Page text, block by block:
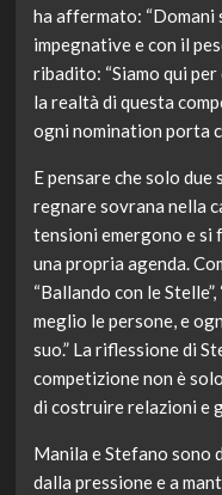
ha affermato: “Domani
impegnative e con il
ribadito: “Siamo qui
la realtà di questa
ogni nomination porta
E pensare che solo due
regnare sovrana nella
tensioni emergono e si
una propria agenda.
“Ballando con le
meglio le persone, e
suo.” La riflessione di
competizione non è
di costruire relazioni e
Manila e Stefano sono
dalla pressione e a